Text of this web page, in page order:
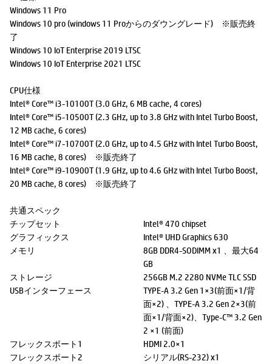
Windows 11 Pro
Windows 10 pro (windows 11 Proからのダウングレード) ※販売終
了
Windows 10 IoT Enterprise 2019 LTSC
Windows 10 IoT Enterprise 2021 LTSC
CPU仕様
Intel® Core™ i3-10100T (3.0 GHz, 6 MB cache, 4 cores)
Intel® Core™ i5-10500T (2.3 GHz, up to 3.8 GHz with Intel Turbo Boost,
12 MB cache, 6 cores)
Intel® Core™ i7-10700T (2.0 GHz, up to 4.5 GHz with Intel Turbo Boost,
16 MB cache, 8 cores) ※販売終了
Intel® Core™ i9-10900T (1.9 GHz, up to 4.6 GHz with Intel Turbo Boost,
20 MB cache, 8 cores) ※販売終了
共通スペック
チップセット
Intel® 470 chipset
グラフィックス
Intel® UHD Graphics 630
メモリ
8GB DDR4-SODIMM x1 、最大64
GB
ストレージ
256GB M.2 2280 NVMe TLC SSD
USBインターフェース
TYPE-A 3.2 Gen 1×3(前面×1/背
面×2) 、TYPE-A 3.2 Gen 2×3(前
面×1/背面×2)、Type-C™ 3.2 Gen
2 ×1 (前面)
フレックスポート1
HDMI 2.0×1
フレックスポート2
シリアル(RS-232) x1